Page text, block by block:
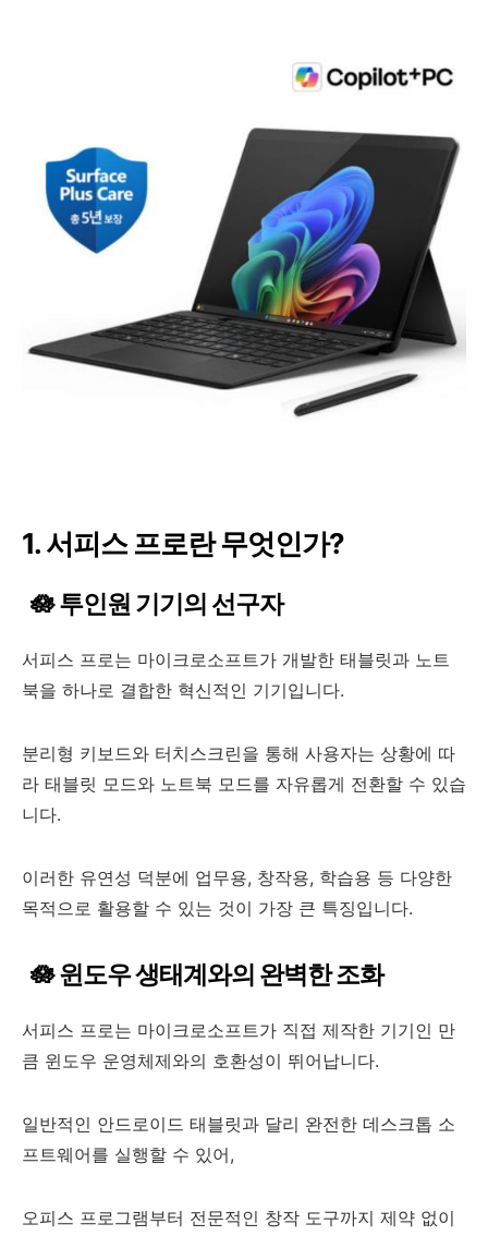
1. 서피스 프로란 무엇인가?
🪷 투인원 기기의 선구자
서피스 프로는 마이크로소프트가 개발한 태블릿과 노트
북을 하나로 결합한 혁신적인 기기입니다.
분리형 키보드와 터치스크린을 통해 사용자는 상황에 따
라 태블릿 모드와 노트북 모드를 자유롭게 전환할 수 있습
니다.
이러한 유연성 덕분에 업무용, 창작용, 학습용 등 다양한
목적으로 활용할 수 있는 것이 가장 큰 특징입니다.
🪷 윈도우 생태계와의 완벽한 조화
서피스 프로는 마이크로소프트가 직접 제작한 기기인 만
큼 윈도우 운영체제와의 호환성이 뛰어납니다.
일반적인 안드로이드 태블릿과 달리 완전한 데스크톱 소
프트웨어를 실행할 수 있어,
오피스 프로그램부터 전문적인 창작 도구까지 제약 없이